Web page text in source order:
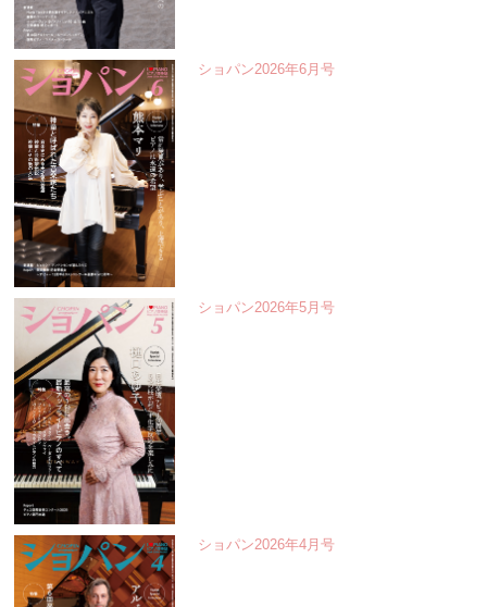
ショパン2026年6月号
ショパン2026年5月号
ショパン2026年4月号